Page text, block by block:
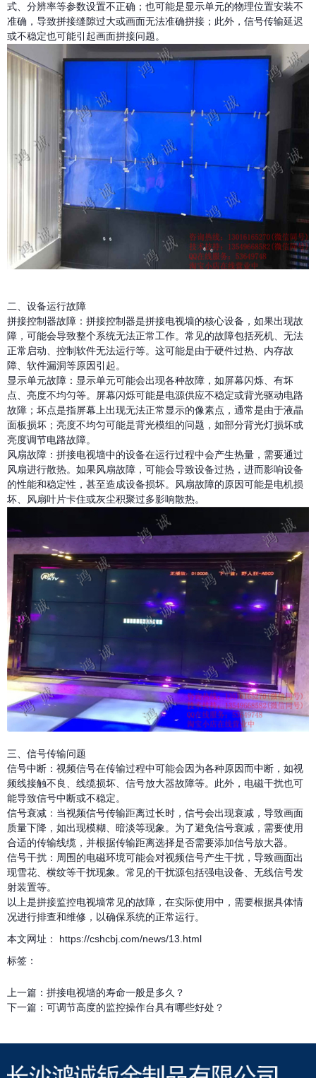
式、分辨率等参数设置不正确；也可能是显示单元的物理位置安装不
准确，导致拼接缝隙过大或画面无法准确拼接；此外，信号传输延迟
或不稳定也可能引起画面拼接问题。
二、设备运行故障
拼接控制器故障：拼接控制器是拼接电视墙的核心设备，如果出现故
障，可能会导致整个系统无法正常工作。常见的故障包括死机、无法
正常启动、控制软件无法运行等。这可能是由于硬件过热、内存故
障、软件漏洞等原因引起。
显示单元故障：显示单元可能会出现各种故障，如屏幕闪烁、有坏
点、亮度不均匀等。屏幕闪烁可能是电源供应不稳定或背光驱动电路
故障；坏点是指屏幕上出现无法正常显示的像素点，通常是由于液晶
面板损坏；亮度不均匀可能是背光模组的问题，如部分背光灯损坏或
亮度调节电路故障。
风扇故障：拼接电视墙中的设备在运行过程中会产生热量，需要通过
风扇进行散热。如果风扇故障，可能会导致设备过热，进而影响设备
的性能和稳定性，甚至造成设备损坏。风扇故障的原因可能是电机损
坏、风扇叶片卡住或灰尘积聚过多影响散热。
三、信号传输问题
信号中断：视频信号在传输过程中可能会因为各种原因而中断，如视
频线接触不良、线缆损坏、信号放大器故障等。此外，电磁干扰也可
能导致信号中断或不稳定。
信号衰减：当视频信号传输距离过长时，信号会出现衰减，导致画面
质量下降，如出现模糊、暗淡等现象。为了避免信号衰减，需要使用
合适的传输线缆，并根据传输距离选择是否需要添加信号放大器。
信号干扰：周围的电磁环境可能会对视频信号产生干扰，导致画面出
现雪花、横纹等干扰现象。常见的干扰源包括强电设备、无线信号发
射装置等。
以上是拼接监控电视墙常见的故障，在实际使用中，需要根据具体情
况进行排查和维修，以确保系统的正常运行。
本文网址： https://cshcbj.com/news/13.html
标签：
上一篇： 拼接电视墙的寿命一般是多久？
下一篇： 可调节高度的监控操作台具有哪些好处？